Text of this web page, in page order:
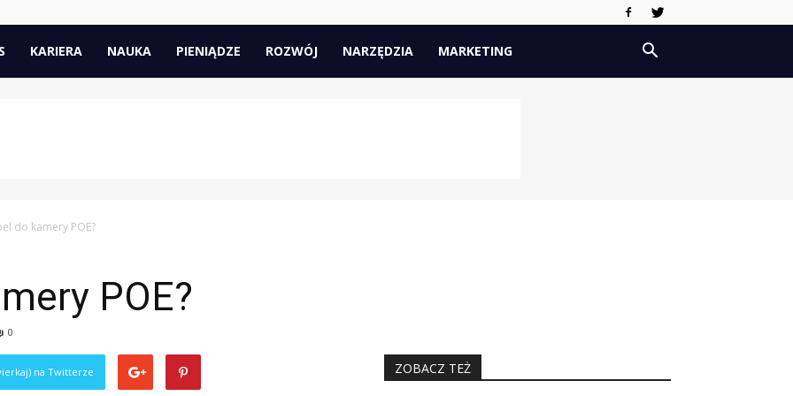
KARIERA NAUKA PIENIĄDZE ROZWÓJ NARZĘDZIA MARKETING
do kamery POE?
POE?
0
na Twitterze ZOBACZ TEŻ